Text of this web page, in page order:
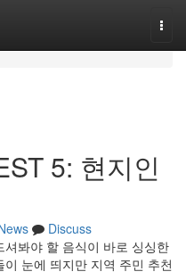
5: 현지인
Discuss
봐야 할 음식이 바로 싱싱한
눈에 띄지만 지역 주민 추천